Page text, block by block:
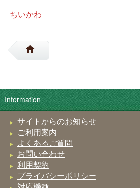
ちいかわ
Information
サイトからのお知らせ
ご利用案内
よくあるご質問
お問い合わせ
利用契約
プライバシーポリシー